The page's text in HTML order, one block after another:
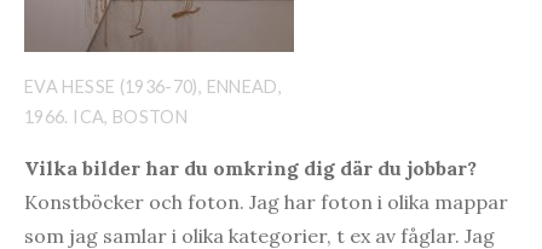
EVA HESSE (1936-70), ENNEAD,
1966. ICA, BOSTON
Vilka bilder har du omkring dig där du jobbar?
Konstböcker och foton. Jag har foton i olika mappar
som jag samlar i olika kategorier, t ex av fåglar. Jag